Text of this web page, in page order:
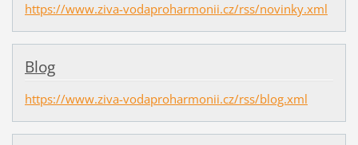
https://www.ziva-vodaproharmonii.cz/rss/novinky.xml
Blog
https://www.ziva-vodaproharmonii.cz/rss/blog.xml